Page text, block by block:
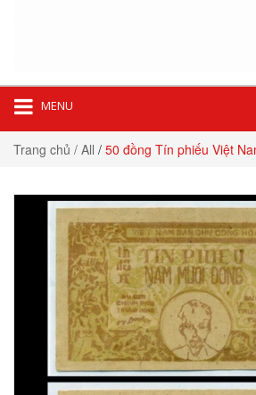
MENU
Trang chủ / All / 50 đồng Tín phiếu Việt